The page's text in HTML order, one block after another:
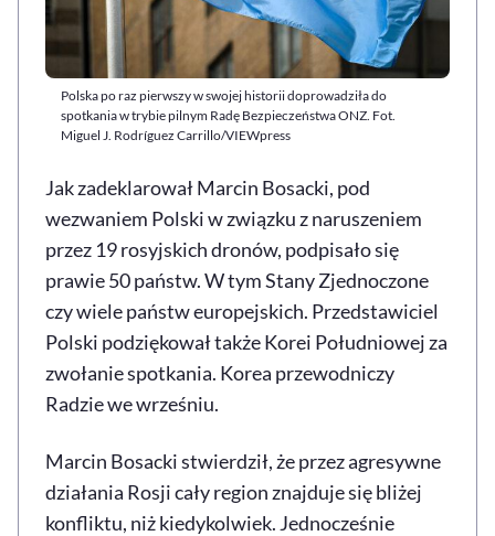
Polska po raz pierwszy w swojej historii doprowadziła do
spotkania w trybie pilnym Radę Bezpieczeństwa ONZ. Fot.
Miguel J. Rodríguez Carrillo/VIEWpress
Jak zadeklarował Marcin Bosacki, pod
wezwaniem Polski w związku z naruszeniem
przez 19 rosyjskich dronów, podpisało się
prawie 50 państw. W tym Stany Zjednoczone
czy wiele państw europejskich. Przedstawiciel
Polski podziękował także Korei Południowej za
zwołanie spotkania. Korea przewodniczy
Radzie we wrześniu.
Marcin Bosacki stwierdził, że przez agresywne
działania Rosji cały region znajduje się bliżej
konfliktu, niż kiedykolwiek. Jednocześnie